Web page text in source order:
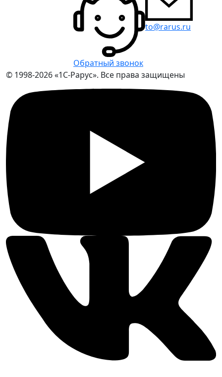
Обратный звонок
to@rarus.ru
© 1998-2026 «1С-Рарус». Все права защищены